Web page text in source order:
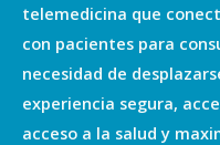
telemedicina que
con pacientes para
necesidad de
experiencia segura,
acceso a la salud y